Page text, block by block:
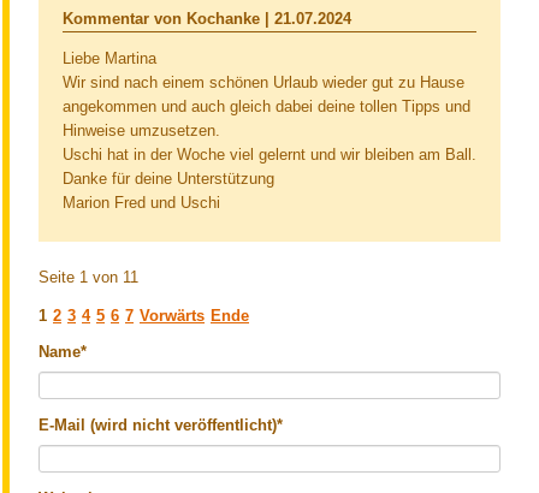
Kommentar von Kochanke | 21.07.2024
Liebe Martina
Wir sind nach einem schönen Urlaub wieder gut zu Hause
angekommen und auch gleich dabei deine tollen Tipps und
Hinweise umzusetzen.
Uschi hat in der Woche viel gelernt und wir bleiben am Ball.
Danke für deine Unterstützung
Marion Fred und Uschi
Seite 1 von 11
1 2 3 4 5 6 7 Vorwärts Ende
Pflichtfeld
Name*
Pflichtfeld
E-Mail (wird nicht veröffentlicht)*